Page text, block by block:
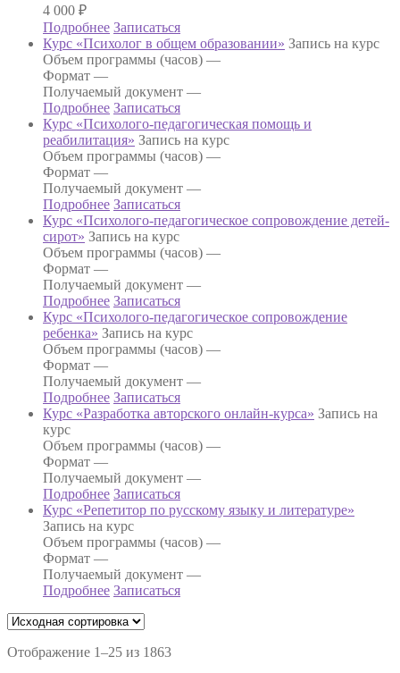
4 000 ₽
Подробнее Записаться
Курс «Психолог в общем образовании» Запись на курс
Объем программы (часов) —
Формат —
Получаемый документ —
Подробнее Записаться
Курс «Психолого-педагогическая помощь и
реабилитация» Запись на курс
Объем программы (часов) —
Формат —
Получаемый документ —
Подробнее Записаться
Курс «Психолого-педагогическое сопровождение детей-
сирот» Запись на курс
Объем программы (часов) —
Формат —
Получаемый документ —
Подробнее Записаться
Курс «Психолого-педагогическое сопровождение
ребенка» Запись на курс
Объем программы (часов) —
Формат —
Получаемый документ —
Подробнее Записаться
Курс «Разработка авторского онлайн-курса» Запись на
курс
Объем программы (часов) —
Формат —
Получаемый документ —
Подробнее Записаться
Курс «Репетитор по русскому языку и литературе»
Запись на курс
Объем программы (часов) —
Формат —
Получаемый документ —
Подробнее Записаться
Отображение 1–25 из 1863